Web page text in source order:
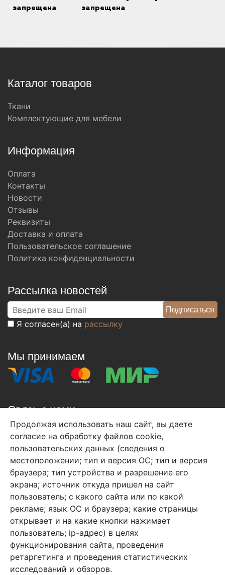
запрещена
запрещена
Каталог товаров
Ткани
Комплектующие для мебели
Информация
Оплата
Контакты
Новости
Отзывы
Реквизиты
Доставка и оплата
Пользовательское соглашение
Политика конфиденциальности
Рассылка новостей
Я согласен(а) на рассылку
Мы принимаем
Связь с нами
+7 (495) 933-38-08
info@arben-textile.ru- оптовые продажи
Арбен текстиль г. Щелково, пер.
1-й Советский д.25, владение 2.
Мы в соц. сетях
Продолжая использовать наш сайт, вы даете
согласие на обработку файлов cookie,
пользовательских данных (сведения о
местоположении; тип и версия ОС; тип и версия
браузера; тип устройства и разрешение его
экрана; источник откуда пришел на сайт
пользователь; с какого сайта или по какой
рекламе; язык ОС и браузера; какие страницы
открывает и на какие кнопки нажимает
пользователь; ip-адрес) в целях
функционирования сайта, проведения
ретаргетинга и проведения статистических
исследований и обзоров.